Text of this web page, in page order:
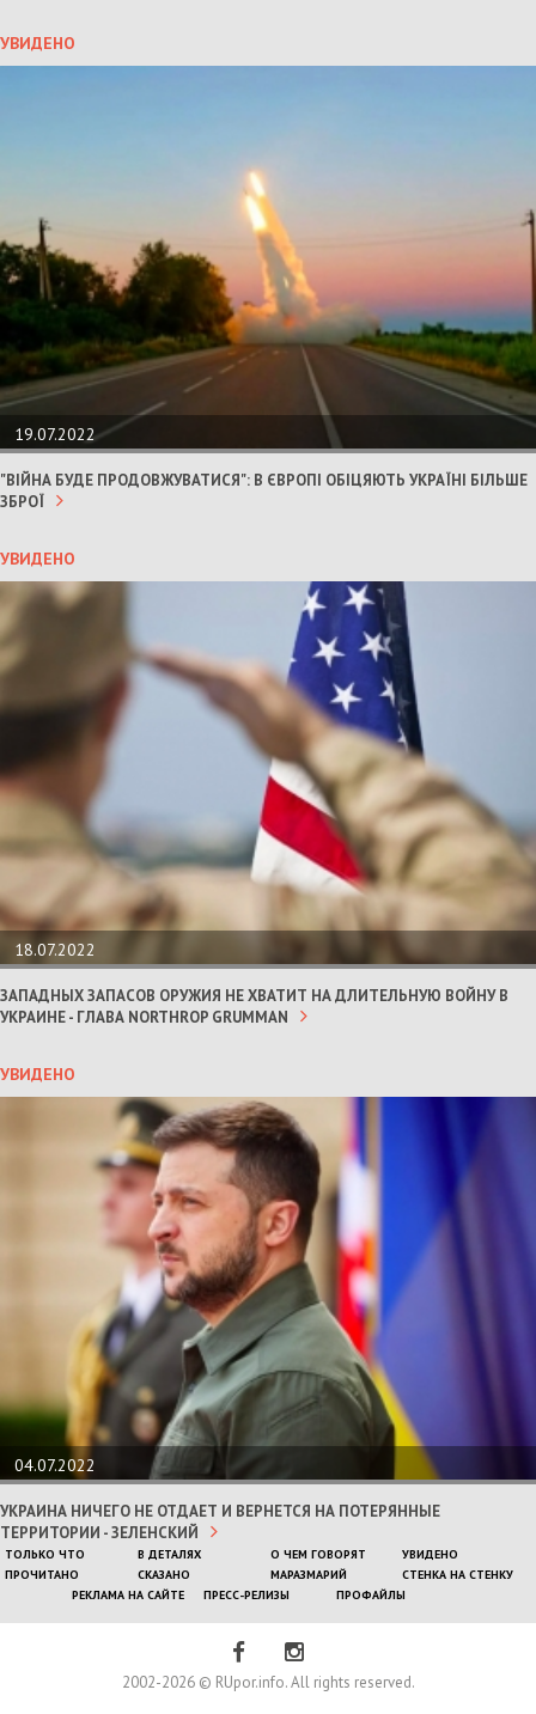
УВИДЕНО
19.07.2022
"ВІЙНА БУДЕ ПРОДОВЖУВАТИСЯ": В ЄВРОПІ ОБІЦЯЮТЬ УКРАЇНІ БІЛЬШЕ
ЗБРОЇ
УВИДЕНО
18.07.2022
ЗАПАДНЫХ ЗАПАСОВ ОРУЖИЯ НЕ ХВАТИТ НА ДЛИТЕЛЬНУЮ ВОЙНУ В
УКРАИНЕ - ГЛАВА NORTHROP GRUMMAN
УВИДЕНО
04.07.2022
УКРАИНА НИЧЕГО НЕ ОТДАЕТ И ВЕРНЕТСЯ НА ПОТЕРЯННЫЕ
ТЕРРИТОРИИ - ЗЕЛЕНСКИЙ
ТОЛЬКО ЧТО В ДЕТАЛЯХ О ЧЕМ ГОВОРЯТ
УВИДЕНО
ПРОЧИТАНО
СКАЗАНО МАРАЗМАРИЙ
СТЕНКА НА СТЕНКУ
РЕКЛАМА НА САЙТЕ
ПРЕСС-РЕЛИЗЫ ПРОФАЙЛЫ
2002-2026 © RUpor.info. All rights reserved.